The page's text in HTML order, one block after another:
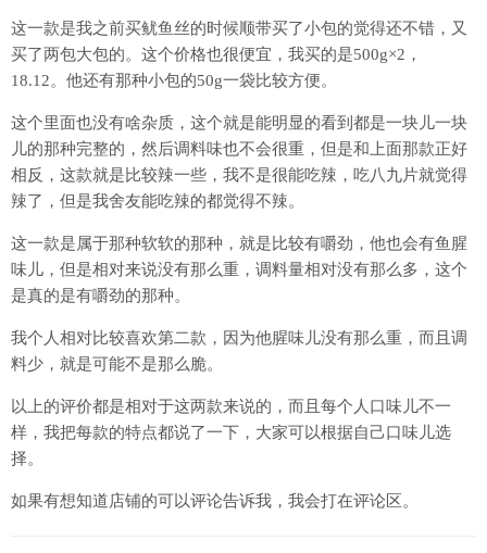
这一款是我之前买鱿鱼丝的时候顺带买了小包的觉得还不错，又
买了两包大包的。这个价格也很便宜，我买的是500g×2，
18.12。他还有那种小包的50g一袋比较方便。
这个里面也没有啥杂质，这个就是能明显的看到都是一块儿一块
儿的那种完整的，然后调料味也不会很重，但是和上面那款正好
相反，这款就是比较辣一些，我不是很能吃辣，吃八九片就觉得
辣了，但是我舍友能吃辣的都觉得不辣。
这一款是属于那种软软的那种，就是比较有嚼劲，他也会有鱼腥
味儿，但是相对来说没有那么重，调料量相对没有那么多，这个
是真的是有嚼劲的那种。
我个人相对比较喜欢第二款，因为他腥味儿没有那么重，而且调
料少，就是可能不是那么脆。
以上的评价都是相对于这两款来说的，而且每个人口味儿不一
样，我把每款的特点都说了一下，大家可以根据自己口味儿选
择。
如果有想知道店铺的可以评论告诉我，我会打在评论区。